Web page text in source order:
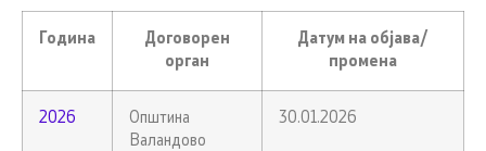
Година
Договорен
орган
Датум на објава/
промена
2026
Општина
Валандово
30.01.2026